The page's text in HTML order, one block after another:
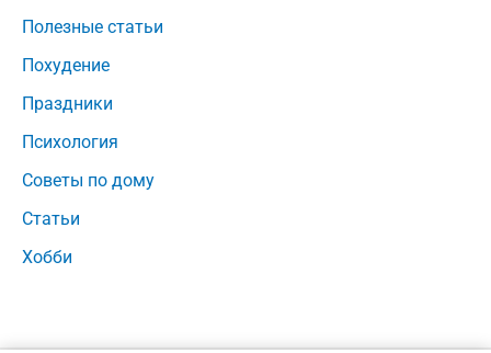
Полезные статьи
Похудение
Праздники
Психология
Советы по дому
Статьи
Хобби